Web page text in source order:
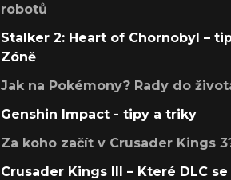
robotů
Stalker 2: Heart of Chornobyl –
Zóně
Jak na Pokémony? Rady do
Genshin Impact - tipy a triky
Za koho začít v Crusader Kings
Crusader Kings III – Které DLC